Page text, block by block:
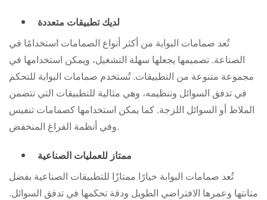
لديك تطبيقات متعددة
تُعد صمامات البوابة من أكثر أنواع الصمامات استخدامًا في
الصناعة. تصميمها يجعلها سهلة التشغيل، ويمكن استخدامها في
مجموعة متنوعة من التطبيقات. تُستخدم صمامات البوابة للتحكم
في تدفق السوائل وتنظيمه، وهي مثالية للتطبيقات التي تتضمن
الملاط أو السوائل اللزجة. كما يمكن استخدامها كصمامات تنفيس
وفي أنظمة الفراغ المنخفض.
ممتاز للعمليات الصناعية
تُعد صمامات البوابة خيارًا ممتازًا للتطبيقات الصناعية بفضل
متانتها وعمرها الافتراضي الطويل ودقة تحكمها في تدفق السوائل.